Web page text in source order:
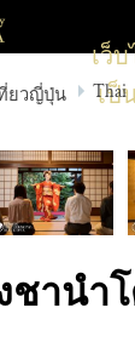
เว็
เป็
ยวญี่ปุ่น Thai
านำ